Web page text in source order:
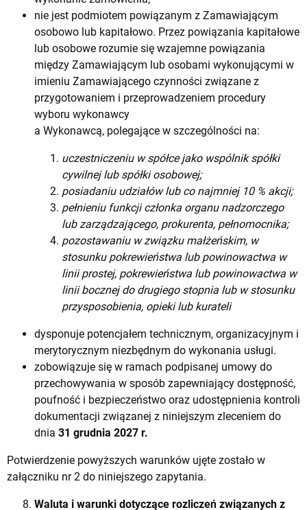
nie jest podmiotem powiązanym z Zamawiającym
osobowo lub kapitałowo. Przez powiązania kapitałowe
lub osobowe rozumie się wzajemne powiązania
między Zamawiającym lub osobami wykonującymi w
imieniu Zamawiającego czynności związane z
przygotowaniem i przeprowadzeniem procedury
wyboru wykonawcy
a Wykonawcą, polegające w szczególności na:
uczestniczeniu w spółce jako wspólnik spółki
cywilnej lub spółki osobowej;
posiadaniu udziałów lub co najmniej 10 % akcji;
pełnieniu funkcji członka organu nadzorczego
lub zarządzającego, prokurenta, pełnomocnika;
pozostawaniu w związku małżeńskim, w
stosunku pokrewieństwa lub powinowactwa w
linii prostej, pokrewieństwa lub powinowactwa w
linii bocznej do drugiego stopnia lub w stosunku
przysposobienia, opieki lub kurateli
dysponuje potencjałem technicznym, organizacyjnym i
merytorycznym niezbędnym do wykonania usługi.
zobowiązuje się w ramach podpisanej umowy do
przechowywania w sposób zapewniający dostępność,
poufność i bezpieczeństwo oraz udostępnienia kontroli
dokumentacji związanej z niniejszym zleceniem do
dnia 31 grudnia 2027 r.
Potwierdzenie powyższych warunków ujęte zostało w
załączniku nr 2 do niniejszego zapytania.
Waluta i warunki dotyczące rozliczeń związanych z